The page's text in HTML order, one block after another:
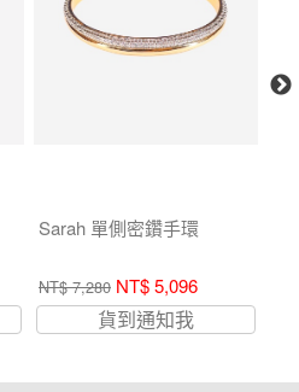
Sarah 單側密鑽手環
NT$ 7,280 NT$ 5,096
貨到通知我